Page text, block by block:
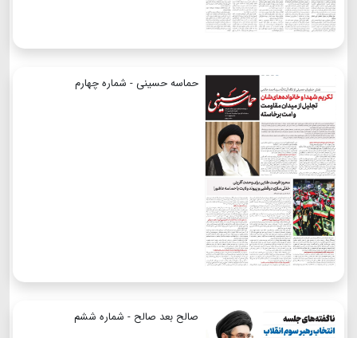
حماسه حسینی - شماره چهارم
صالح بعد صالح - شماره ششم